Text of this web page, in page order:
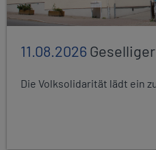
11.08.2026
Die Volksolidarität lädt ein